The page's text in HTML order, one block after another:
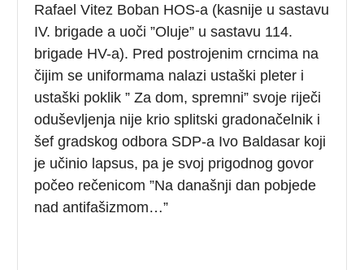
Rafael Vitez Boban HOS-a (kasnije u sastavu
IV. brigade a uoči ”Oluje” u sastavu 114.
brigade HV-a). Pred postrojenim crncima na
čijim se uniformama nalazi ustaški pleter i
ustaški poklik ” Za dom, spremni” svoje riječi
oduševljenja nije krio splitski gradonačelnik i
šef gradskog odbora SDP-a Ivo Baldasar koji
je učinio lapsus, pa je svoj prigodnog govor
počeo rečenicom ”Na današnji dan pobjede
nad antifašizmom…”